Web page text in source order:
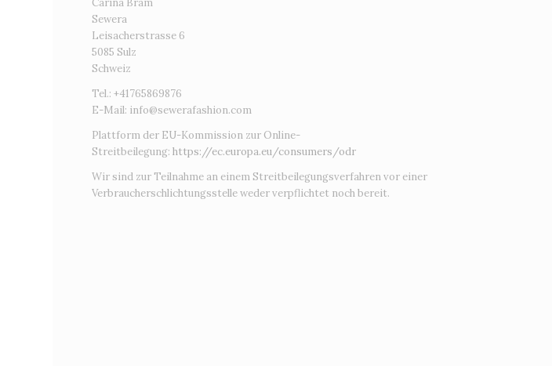
Carina Bräm
Sewera
Leisacherstrasse 6
5085 Sulz
Schweiz
Tel.: +41765869876
E-Mail: info@sewerafashion.com
Plattform der EU-Kommission zur Online-
Streitbeilegung:https://ec.europa.eu/consumers/odr
Wir sind zur Teilnahme an einem Streitbeilegungsverfahren vor einer
Verbraucherschlichtungsstelle weder verpflichtet noch bereit.